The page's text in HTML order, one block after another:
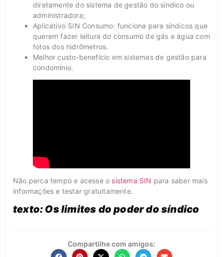
diretamente do sistema de gestão do síndico ou
administradora;
Aplicativo SIN Consumo: funciona para síndicos que
querem fazer leitura do consumo de gás e água com
fotos dos hidrômetros.
Melhor custo-benefício em sistemas de gestão para
condomínio.
Não perca tempo e acesse o sistema SIN para saber mais
informações e testar gratuitamente.
texto: Os limites do poder do síndico
Compartilhe com amigos: